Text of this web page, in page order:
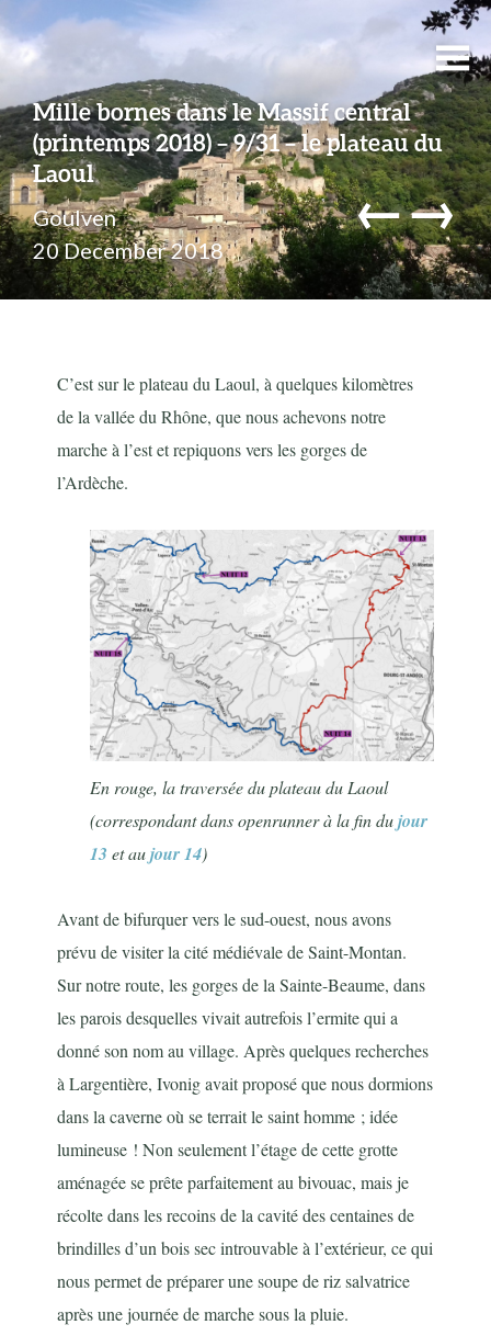
Mille bornes dans le Massif central
(printemps 2018) – 9/31 – le plateau du
Laoul
Goulven
20 December 2018
←→
C’est sur le plateau du Laoul, à quelques kilomètres
de la vallée du Rhône, que nous achevons notre
marche à l’est et repiquons vers les gorges de
l’Ardèche.
En rouge, la traversée du plateau du Laoul
(correspondant dans openrunner à la fin dujour
13 et aujour 14)
Avant de bifurquer vers le sud-ouest, nous avons
prévu de visiter la cité médiévale de Saint-Montan.
Sur notre route, les gorges de la Sainte-Beaume, dans
les parois desquelles vivait autrefois l’ermite qui a
donné son nom au village. Après quelques recherches
à Largentière, Ivonig avait proposé que nous dormions
dans la caverne où se terrait le saint homme ; idée
lumineuse ! Non seulement l’étage de cette grotte
aménagée se prête parfaitement au bivouac, mais je
récolte dans les recoins de la cavité des centaines de
brindilles d’un bois sec introuvable à l’extérieur, ce qui
nous permet de préparer une soupe de riz salvatrice
après une journée de marche sous la pluie.